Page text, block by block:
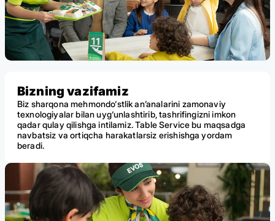
Bizning vazifamiz
Biz sharqona mehmondo‘stlik an’analarini zamonaviy
texnologiyalar bilan uyg‘unlashtirib, tashrifingizni imkon
qadar qulay qilishga intilamiz. Table Service bu maqsadga
navbatsiz va ortiqcha harakatlarsiz erishishga yordam
beradi.